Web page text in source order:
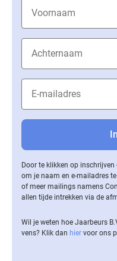
Door te klikken op
om je naam en e-mailadres
of meer mailings namens
allen tijde intrekken via de
Wil je weten hoe Jaarbeurs
vens? Klik dan hier voor ons